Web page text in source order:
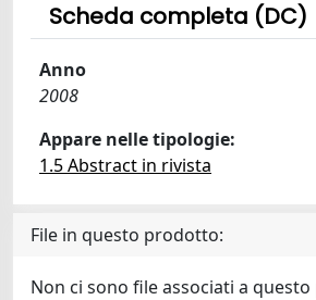
Scheda completa (DC)
Anno
2008
Appare nelle tipologie:
1.5 Abstract in rivista
File in questo prodotto:
Non ci sono file associati a